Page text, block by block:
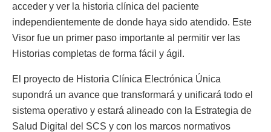
acceder y ver la historia clínica del paciente
independientemente de donde haya sido atendido. Este
Visor fue un primer paso importante al permitir ver las
Historias completas de forma fácil y ágil.
El proyecto de Historia Clínica Electrónica Única
supondrá un avance que transformará y unificará todo el
sistema operativo y estará alineado con la Estrategia de
Salud Digital del SCS y con los marcos normativos